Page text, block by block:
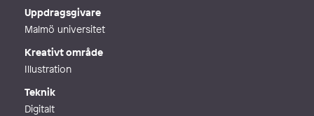
Uppdragsgivare
Malmö universitet
Kreativt område
Illustration
Teknik
Digitalt